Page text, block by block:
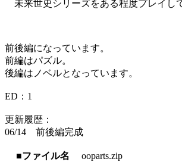
未来世史シリーズをある程度プレイし
前後編になっています。
前編はパズル。
後編はノベルとなっています。
ED：1
更新履歴：
06/14 前後編完成
■ファイル名
ooparts.zip